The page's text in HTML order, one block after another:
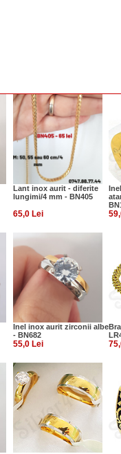
Lant inox aurit - diferite
lungimi/4 mm - BN405
65,0 Lei
Inel inox aurit zirconii albe
- BN682
55,0 Lei